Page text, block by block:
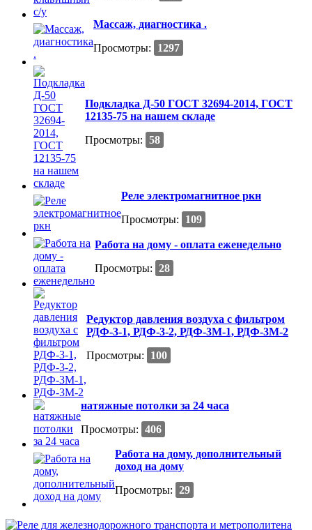
Массаж, диагностика .
Просмотры:
1297
Подкладка Д-50 ГОСТ 32694-2014, ГОСТ
12135-75 на нашем складе
Просмотры: 58
Реле электромагнитное ркн
Просмотры:
109
Работа на дому - оплата еженедельно
Просмотры: 28
Редуктор давления воздуха с фильтром
РДФ-3-1, РДФ-3-2, РДФ-3М-1, РДФ-3М-2
Просмотры:
100
натяжные потолки за 24 часа
Просмотры: 406
Работа на дому, дополнительный
доход на дому
Просмотры: 29